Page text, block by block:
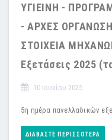
ΥΓΙΕΙΝΗ -
- ΑΡΧΕΣ
ΣΤΟΙΧΕΙΑ
Εξετάσεις 2025
10 Ιουνίου 2025
5η ημέρα πανελλαδικών
ΔΙΑΒΆΣΤΕ ΠΕΡΙΣΣΌΤΕΡΑ